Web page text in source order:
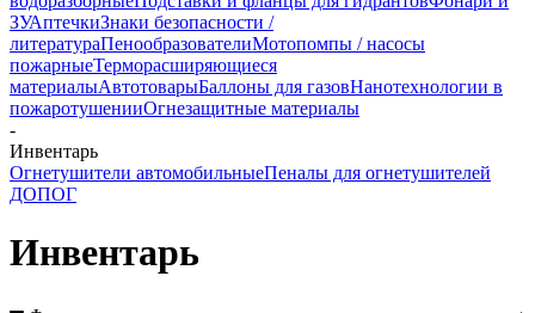
ЗУАптечкиЗнаки безопасности /
литератураПенообразователиМотопомпы / насосы
пожарныеТерморасширяющиеся
материалыАвтотоварыБаллоны для газовНанотехнологии в
пожаротушенииОгнезащитные материалы
-
Инвентарь
Огнетушители автомобильныеПеналы для огнетушителей
ДОПОГ
Инвентарь